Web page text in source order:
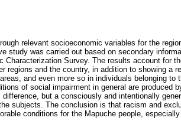
relevant socioeconomic variables for the
study was carried out based on secondary
Characterization Survey. The results account for
regions and the country, in addition to showing a
and even more so in individuals belonging to
of social impairment in general are produced
but a consciously and intentionally
subjects. The conclusion is that racism and
conditions for the Mapuche people,